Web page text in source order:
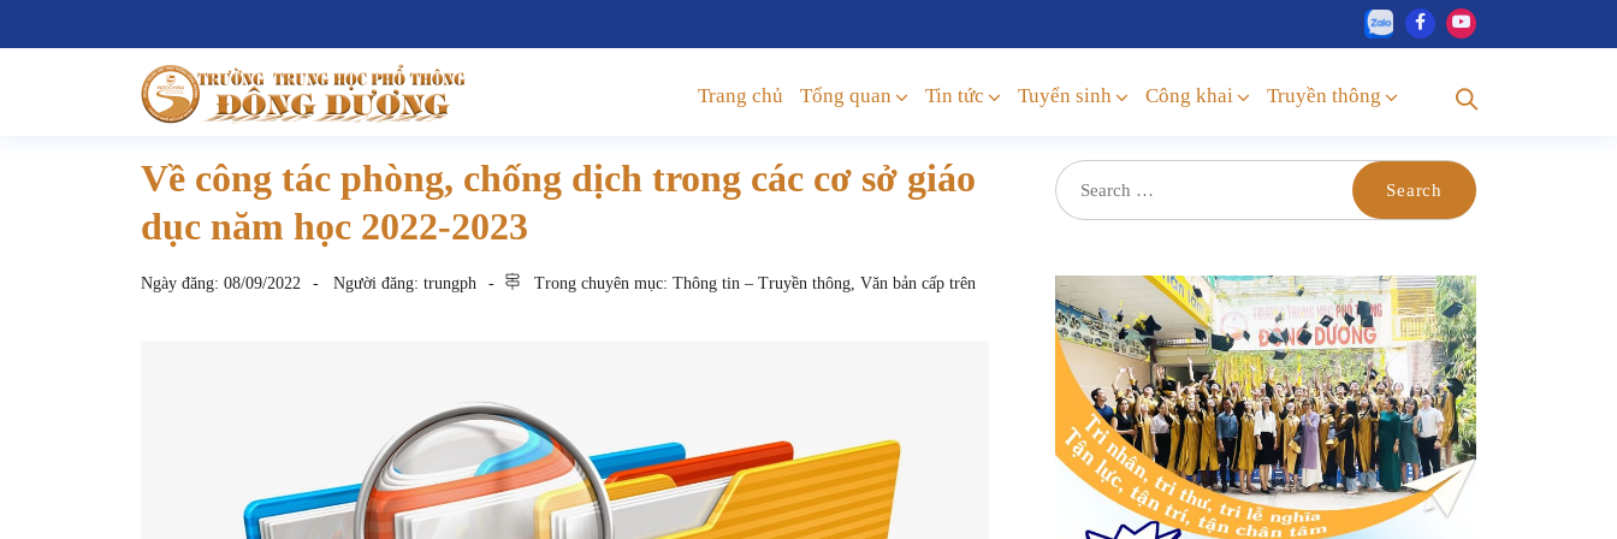
Trang chủ Tổng quan Tin tức Tuyển sinh Công khai Truyền thông
Về công tác phòng, chống dịch trong các cơ sở giáo
dục năm học 2022-2023
Ngày đăng: 08/09/2022 Người đăng: trungph Trong chuyên mục: Thông tin – Truyền thông, Văn bản cấp trên